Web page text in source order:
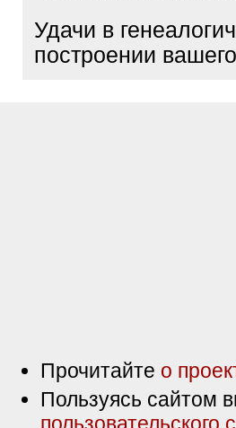
Удачи в
построении
Прочитайте о
Пользуясь сайтом